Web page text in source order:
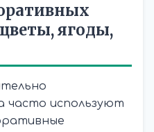
ягоды,
часто используют